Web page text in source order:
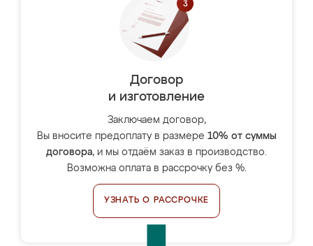
Договор
и изготовление
Заключаем договор,
Вы вносите предоплату в размере 10% от суммы
договора, и мы отдаём заказ в производство.
Возможна оплата в рассрочку без %.
УЗНАТЬ О РАССРОЧКЕ